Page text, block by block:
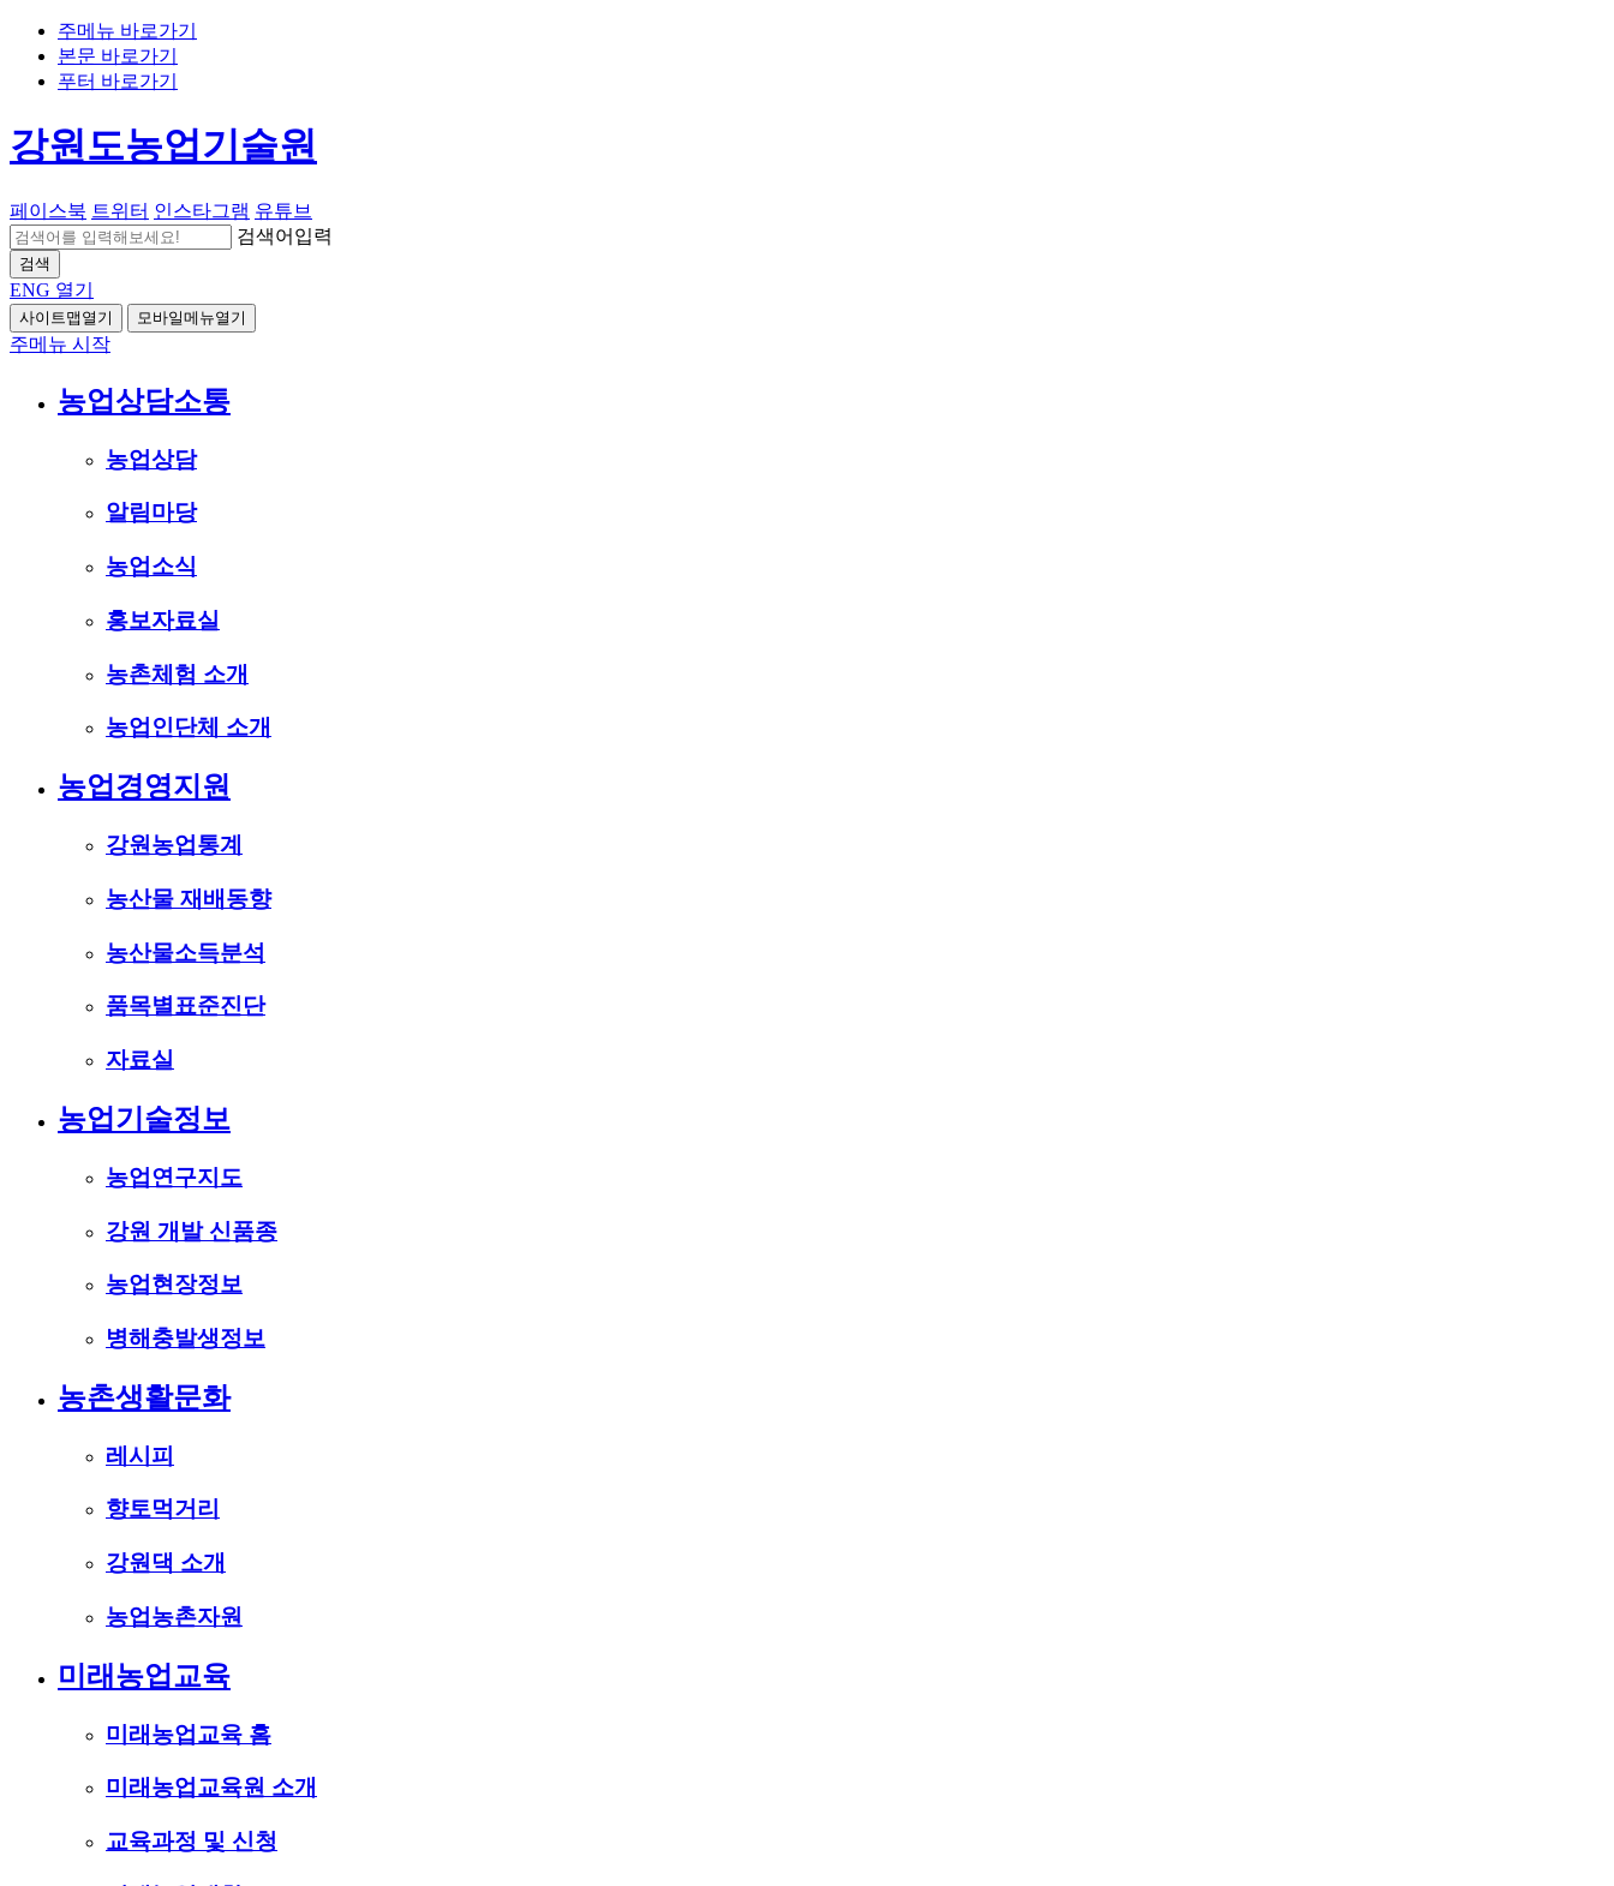
주메뉴 바로가기
본문 바로가기
푸터 바로가기
강원도농업기술원
페이스북 트위터 인스타그램 유튜브
검색어입력
검색
ENG 열기
사이트맵열기 모바일메뉴열기
주메뉴 시작
농업상담소통
농업상담
알림마당
농업소식
홍보자료실
농촌체험 소개
농업인단체 소개
농업경영지원
강원농업통계
농산물 재배동향
농산물소득분석
품목별표준진단
자료실
농업기술정보
농업연구지도
강원 개발 신품종
농업현장정보
병해충발생정보
농촌생활문화
레시피
향토먹거리
강원댁 소개
농업농촌자원
미래농업교육
미래농업교육 홈
미래농업교육원 소개
교육과정 및 신청